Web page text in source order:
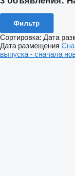
Фильтр
Сортировка: Дата
Дата размещения
выпуска - сначала